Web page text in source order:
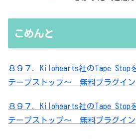
無駄を重ねた結
こめんと
８９７．Kilohearts社のTape
テープストップ～ 無料プラグイン
８９７．Kilohearts社のTape
テープストップ～ 無料プラグイン